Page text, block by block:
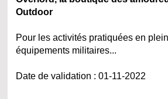
Outdoor
Pour les activités pratiquées en
équipements militaires...
Date de validation : 01-11-2022